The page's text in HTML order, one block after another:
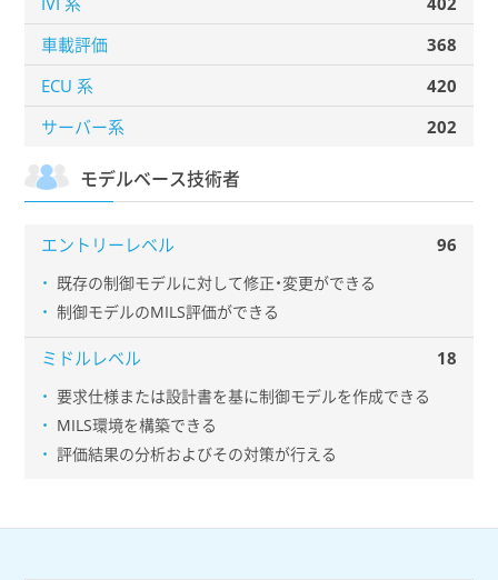
車載評価
368
ECU 系
420
サーバー系
202
モデルベース技術者
エントリーレベル 96
既存の制御モデルに対して修正・変更ができる
制御モデルのMILS評価ができる
ミドルレベル 18
要求仕様または設計書を基に制御モデルを作成できる
MILS環境を構築できる
評価結果の分析およびその対策が行える